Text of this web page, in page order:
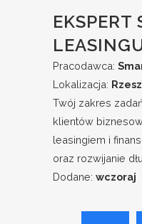
EKSPERT
Pracodawca:
Lokalizacja:
Twój zakres
klientów
leasingiem i
oraz rozwijanie
Dodane: wczoraj